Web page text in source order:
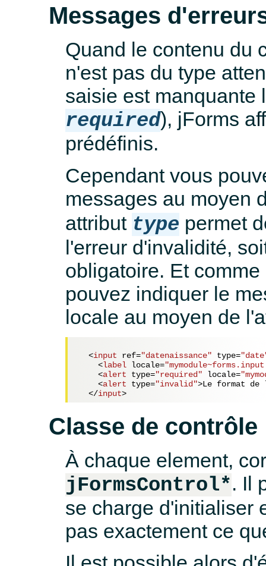
Messages
Quand le contenu du
n'est pas du type
saisie est manquante
required), jForms
prédéfinis.
Cependant vous
messages au moyen
attribut type permet
l'erreur d'invalidité,
obligatoire. Et
pouvez indiquer le
locale au moyen de
<input ref="datenaissance" type=
<label locale=
<alert type="required" locale=
<alert type="invalid">Le format de
</input>
Classe de contrôle
À chaque element,
jFormsControl*. Il
se charge d'initialiser
pas exactement ce